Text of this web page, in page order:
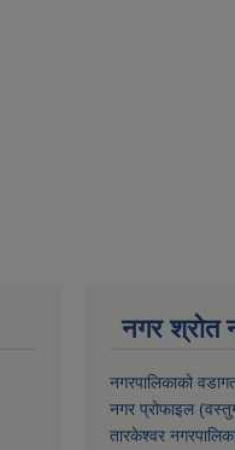
नगर श्रोत
नगरपालिकाको
नगर प्रोफाइल
तारकेश्वर